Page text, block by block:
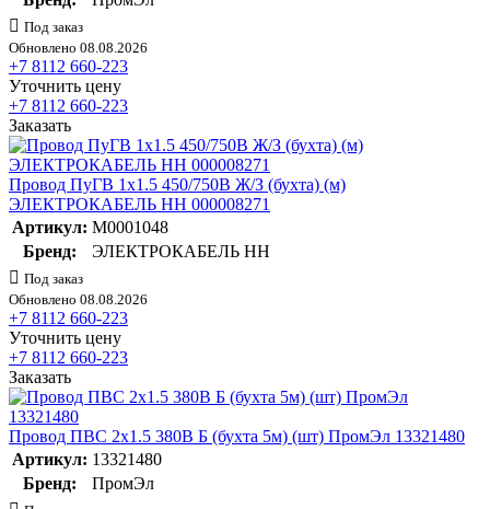
Под заказ
Обновлено 08.08.2026
+7 8112 660-223
Уточнить цену
+7 8112 660-223
Заказать
Провод ПуГВ 1х1.5 450/750В Ж/З (бухта) (м)
ЭЛЕКТРОКАБЕЛЬ НН 000008271
Артикул: M0001048
Бренд:
ЭЛЕКТРОКАБЕЛЬ НН
Под заказ
Обновлено 08.08.2026
+7 8112 660-223
Уточнить цену
+7 8112 660-223
Заказать
Провод ПВС 2х1.5 380В Б (бухта 5м) (шт) ПромЭл 13321480
Артикул: 13321480
Бренд:
ПромЭл